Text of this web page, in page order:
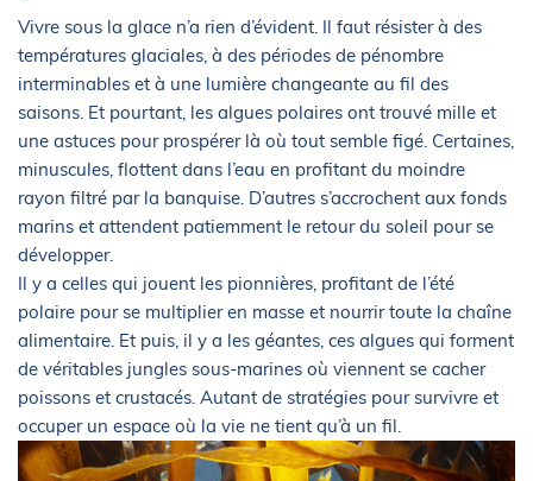
Vivre sous la glace n’a rien d’évident. Il faut résister à des
températures glaciales, à des périodes de pénombre
interminables et à une lumière changeante au fil des
saisons. Et pourtant, les algues polaires ont trouvé mille et
une astuces pour prospérer là où tout semble figé. Certaines,
minuscules, flottent dans l’eau en profitant du moindre
rayon filtré par la banquise. D’autres s’accrochent aux fonds
marins et attendent patiemment le retour du soleil pour se
développer.
Il y a celles qui jouent les pionnières, profitant de l’été
polaire pour se multiplier en masse et nourrir toute la chaîne
alimentaire. Et puis, il y a les géantes, ces algues qui forment
de véritables jungles sous-marines où viennent se cacher
poissons et crustacés. Autant de stratégies pour survivre et
occuper un espace où la vie ne tient qu’à un fil.